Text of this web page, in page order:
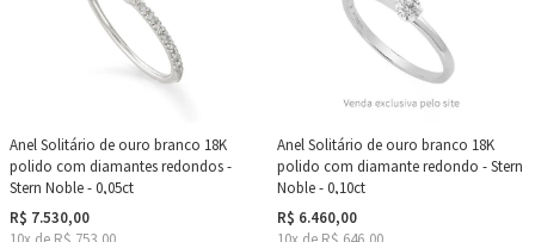
Anel Solitário de ouro branco 18K
polido com diamantes redondos -
Stern Noble - 0,05ct
R$ 7.530,00
Anel Solitário de ouro branco 18K
polido com diamante redondo - Stern
Noble - 0,10ct
R$ 6.460,00